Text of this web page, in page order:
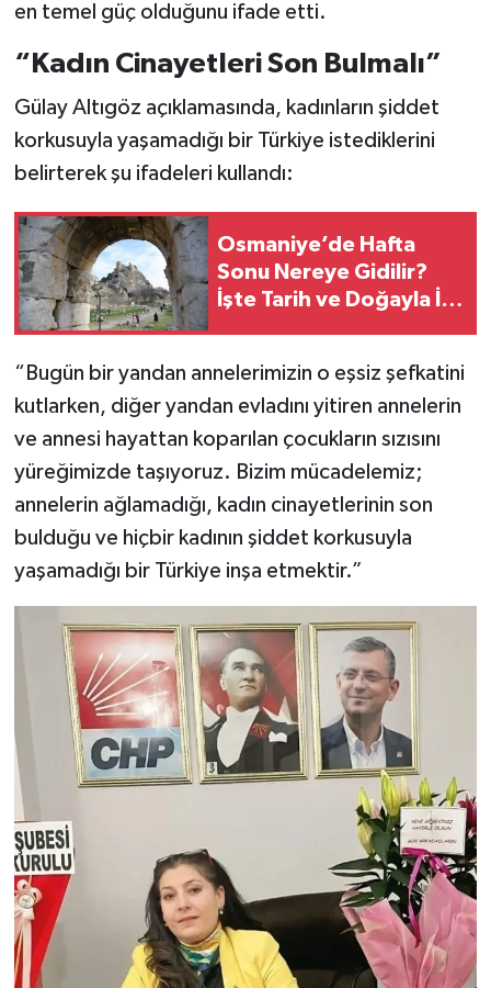
en temel güç olduğunu ifade etti.
“Kadın Cinayetleri Son Bulmalı”
Gülay Altıgöz açıklamasında, kadınların şiddet
korkusuyla yaşamadığı bir Türkiye istediklerini
belirterek şu ifadeleri kullandı:
Osmaniye’de Hafta
Sonu Nereye Gidilir?
İşte Tarih ve Doğayla İç
“Bugün bir yandan annelerimizin o eşsiz şefkatini
kutlarken, diğer yandan evladını yitiren annelerin
ve annesi hayattan koparılan çocukların sızısını
yüreğimizde taşıyoruz. Bizim mücadelemiz;
annelerin ağlamadığı, kadın cinayetlerinin son
bulduğu ve hiçbir kadının şiddet korkusuyla
yaşamadığı bir Türkiye inşa etmektir.”